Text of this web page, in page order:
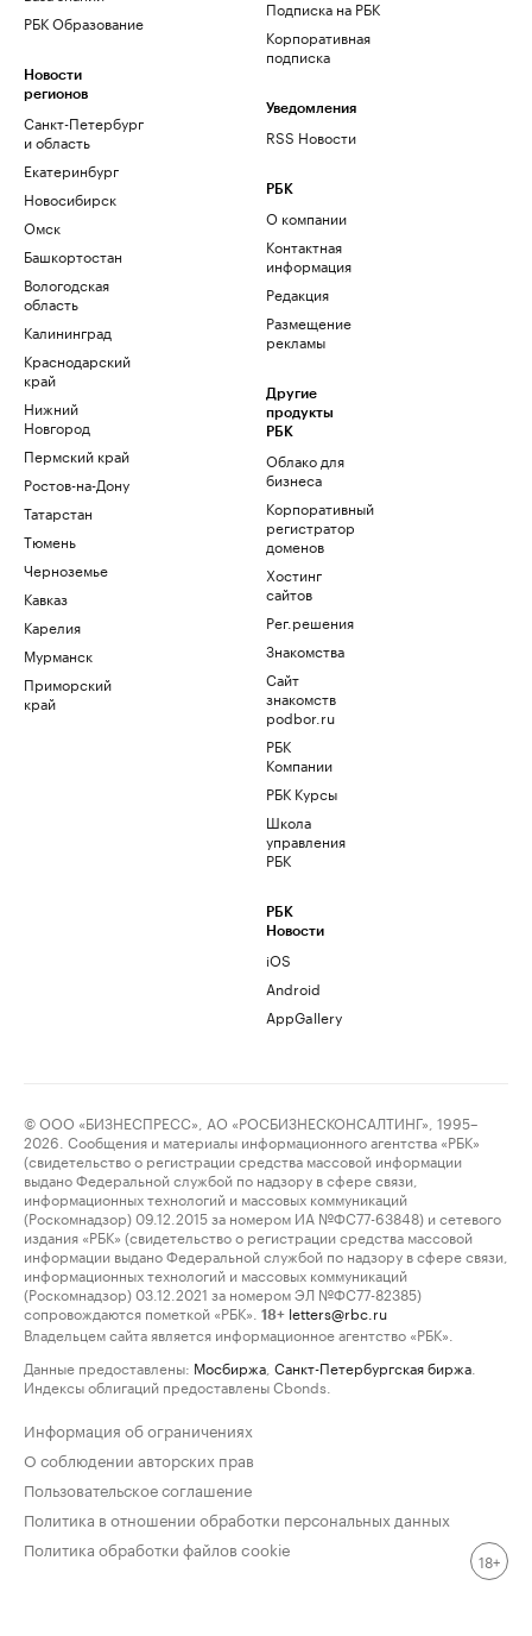
РБК Образование
Новости
регионов
Санкт-Петербург
и область
Екатеринбург
Новосибирск
Омск
Башкортостан
Вологодская
область
Калининград
Краснодарский
край
Нижний
Новгород
Пермский край
Ростов-на-Дону
Татарстан
Тюмень
Черноземье
Кавказ
Карелия
Мурманск
Приморский
край
Подписка на РБК
Корпоративная
подписка
Уведомления
RSS Новости
РБК
О компании
Контактная
информация
Редакция
Размещение
рекламы
Другие
продукты
РБК
Облако для
бизнеса
Корпоративный
регистратор
доменов
Хостинг
сайтов
Рег.решения
Знакомства
Сайт
знакомств
podbor.ru
РБК
Компании
РБК Курсы
Школа
управления
РБК
РБК
Новости
iOS
Android
AppGallery
© ООО «БИЗНЕСПРЕСС», АО «РОСБИЗНЕСКОНСАЛТИНГ», 1995–
2026. Сообщения и материалы информационного агентства «РБК»
(свидетельство о регистрации средства массовой информации
выдано Федеральной службой по надзору в сфере связи,
информационных технологий и массовых коммуникаций
(Роскомнадзор) 09.12.2015 за номером ИА №ФС77-63848) и сетевого
издания «РБК» (свидетельство о регистрации средства массовой
информации выдано Федеральной службой по надзору в сфере связи,
информационных технологий и массовых коммуникаций
(Роскомнадзор) 03.12.2021 за номером ЭЛ №ФС77-82385)
сопровождаются пометкой «РБК».
18+ letters@rbc.ru
Владельцем сайта является информационное агентство «РБК».
Данные предоставлены: Мосбиржа Санкт-Петербургская биржа
Индексы облигаций предоставлены Cbonds.
Информация об ограничениях
О соблюдении авторских прав
Пользовательское соглашение
Политика в отношении обработки персональных данных
Политика обработки файлов cookie
18+